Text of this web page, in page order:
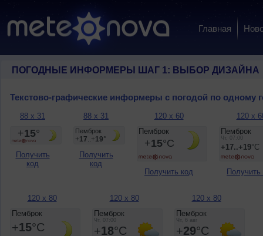
Главная
ПОГОДНЫЕ ИНФОРМЕРЫ ШАГ 1: ВЫБОР ДИЗАЙНА
Текстово-графические информеры с погодой по одному
88 x 31
Получить
код
88 x 31
Получить
код
120 x 60
Получить код
120 x
Получить
120 x 80 120 x 80 120 x 80